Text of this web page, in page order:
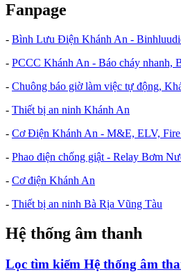
Fanpage
- Bình Lưu Điện Khánh An -
- PCCC Khánh An - Báo cháy nhanh,
- Chuông báo giờ làm việc tự động,
- Thiết bị an ninh Khánh An
- Cơ Điện Khánh An - M&E, ELV, Fire
- Phao điện chống giật - Relay Bơm
- Cơ điện Khánh An
- Thiết bị an ninh Bà Rịa Vũng Tàu
Hệ thống âm thanh
Lọc tìm kiếm Hệ thống âm